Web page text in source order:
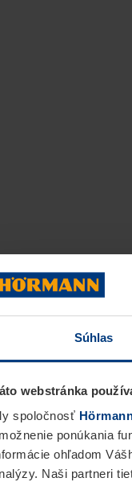
Súhlas
webstránka
spoločnosť
ponúkania
ohľadom
Naši partneri